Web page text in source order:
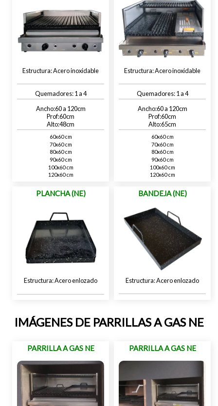
Acero inoxidable
1 a 4
60 a 120
60
48
60x60 cm
70x60 cm
80x60 cm
90x60 cm
100x60 cm
120x60 cm
Acero inoxidable
1 a 4
60 a 120
60
65
60x60 cm
70x60 cm
80x60 cm
90x60 cm
100x60 cm
120x60 cm
PLANCHA (NE)
Acero enlozado
BANDEJA (NE)
Acero enlozado
IMÁGENES DE PARRILLAS A GAS NE
PARRILLA A GAS NE PARRILLA A GAS NE